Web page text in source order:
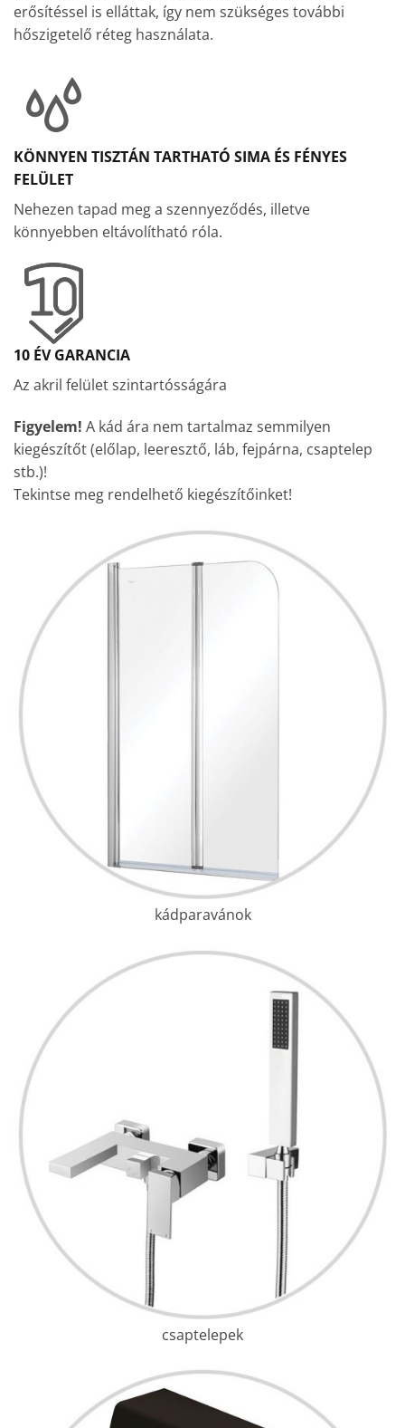
erősítéssel is elláttak, így nem szükséges további
hőszigetelő réteg használata.
KÖNNYEN TISZTÁN TARTHATÓ SIMA ÉS FÉNYES
FELÜLET
Nehezen tapad meg a szennyeződés, illetve
könnyebben eltávolítható róla.
10 ÉV GARANCIA
Az akril felület szintartósságára
Figyelem! A kád ára nem tartalmaz semmilyen
kiegészítőt (előlap, leeresztő, láb, fejpárna, csaptelep
stb.)!
Tekintse meg rendelhető kiegészítőinket!
kádparavánok
csaptelepek